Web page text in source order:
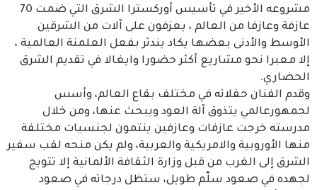
مشروعه الأخير في تأسيس أوركسترا الشرق التي ضمت 70
عازفة وعازفا من العالم ، يعزفون على آلات من الشرقين
الأوسط والأدنى بعضها يكاد يندثر بفعل العلمنة العالمية ،
إلا معبرا نحو مشاريع أكثر حضورا وايغالا في تقديم الشرق
الحضاري.
وقدم الفنان حفلاته في مختلف بقاع العالم، وأسس
لجمهورعالمي يتذوق آلة العود ويبحث عنها، ومن خلال
مدرسته خرجت عازفات وعازفين ينتمون لجنسيات مختلفة
منها الأوروبية والامريكية والعربية، ولم يكن منحه لقب سفير
الشرق إلى الغرب من قبل وزارة الثقافة الألمانية إلا تتويج
لجهده في صعود سلّم طويل، ستظل درجاته في صعود